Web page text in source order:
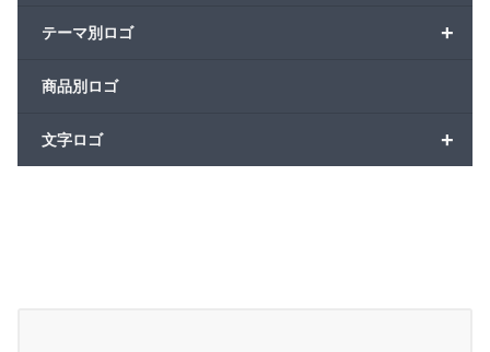
+
テーマ別ロゴ
商品別ロゴ
+
文字ロゴ